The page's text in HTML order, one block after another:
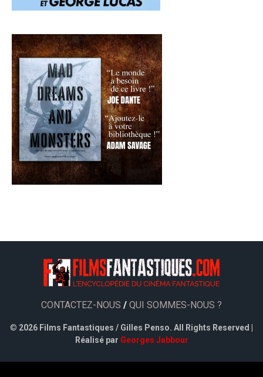
CONTACTEZ-NOUS / QUI SOMMES-NOUS ?
© 2026 Films Fantastiques / Gilles Penso. All Rights Reserved |
Réalisé par Georges Jabbour